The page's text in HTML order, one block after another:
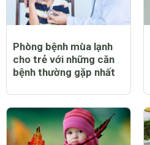
Phòng bệnh mùa lạnh
cho trẻ với những căn
bệnh thường gặp nhất